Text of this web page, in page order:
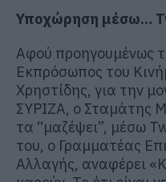
Υποχώρηση μέσω…
Αφού προηγουμένως
Eκπρόσωπος του
Χρηστίδης, για την
ΣΥΡΙΖΑ, ο Σταμάτης
τα “μαζέψει”, μέσω
του, ο Γραμματέας
Αλλαγής, αναφέρει